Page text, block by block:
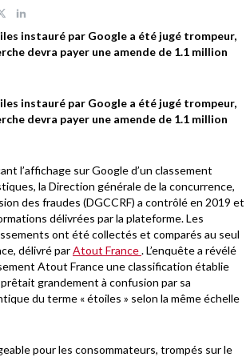
instauré par Google a été jugé trompeur,
devra payer une amende de 1.1 million
instauré par Google a été jugé trompeur,
devra payer une amende de 1.1 million
l’affichage sur Google d’un classement
la Direction générale de la concurrence,
des fraudes (DGCCRF) a contrôlé en 2019 et
délivrées par la plateforme. Les
ont été collectés et comparés au seul
délivré parAtout France. L’enquête a révélé
Atout France une classification établie
grandement à confusion par sa
du terme « étoiles » selon la même échelle
pour les consommateurs, trompés sur le